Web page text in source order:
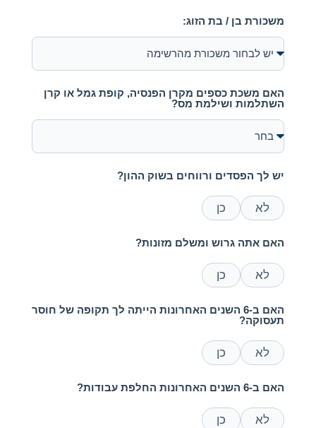
משכורת בן / בת הזוג:
האם משכת כספים מקרן הפנסיה, קופת גמל או קרן
השתלמות ושילמת מס?
יש לך הפסדים ורווחים בשוק ההון?
לא כן
האם אתה גרוש ומשלם מזונות?
לא כן
האם ב-6 השנים האחרונות הייתה לך תקופה של חוסר
תעסוקה?
לא כן
האם ב-6 השנים האחרונות החלפת עבודות?
לא כן